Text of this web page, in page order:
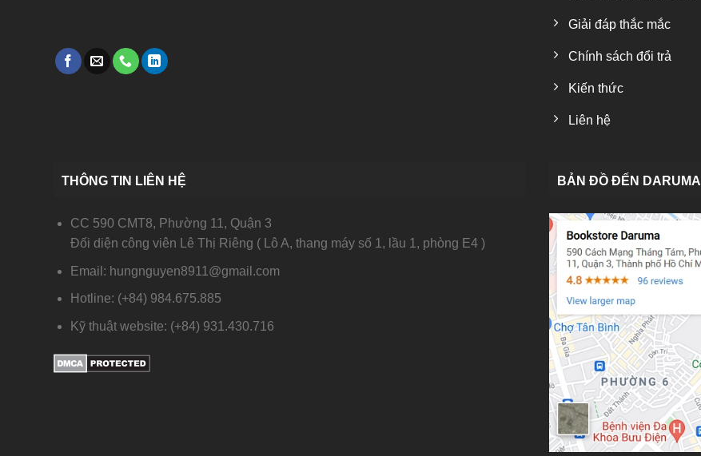
Giải đáp thắc mắc
Chính sách đổi trả
Kiến thức
Liên hệ
THÔNG TIN LIÊN HỆ
CC 590 CMT8, Phường 11, Quận 3
Đối diện công viên Lê Thị Riêng ( Lô A, thang máy số 1, lầu 1, phòng E4 )
Email: hungnguyen8911@gmail.com
Hotline: (+84) 984.675.885
Kỹ thuật website: (+84) 931.430.716
BẢN ĐỒ ĐẾN DARUMA